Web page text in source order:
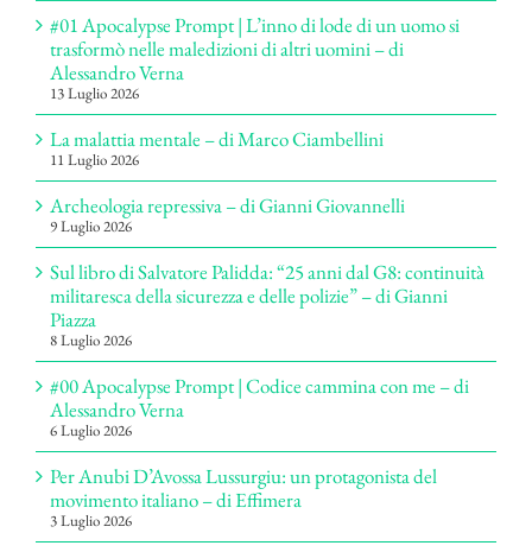
#01 Apocalypse Prompt | L’inno di lode di un uomo si
trasformò nelle maledizioni di altri uomini – di
Alessandro Verna
13 Luglio 2026
La malattia mentale – di Marco Ciambellini
11 Luglio 2026
Archeologia repressiva – di Gianni Giovannelli
9 Luglio 2026
Sul libro di Salvatore Palidda: “25 anni dal G8: continuità
militaresca della sicurezza e delle polizie” – di Gianni
Piazza
8 Luglio 2026
#00 Apocalypse Prompt | Codice cammina con me – di
Alessandro Verna
6 Luglio 2026
Per Anubi D’Avossa Lussurgiu: un protagonista del
movimento italiano – di Effimera
3 Luglio 2026